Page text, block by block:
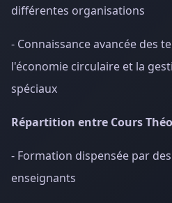
différentes organisations
- Connaissance avancée des
l'économie circulaire et la
spéciaux
Répartition entre Cours
- Formation dispensée par
enseignants